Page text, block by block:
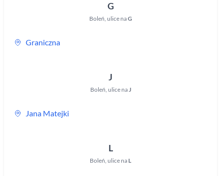
G
Boleń, ulice naG
Graniczna
J
Boleń, ulice naJ
Jana Matejki
L
Boleń, ulice na L